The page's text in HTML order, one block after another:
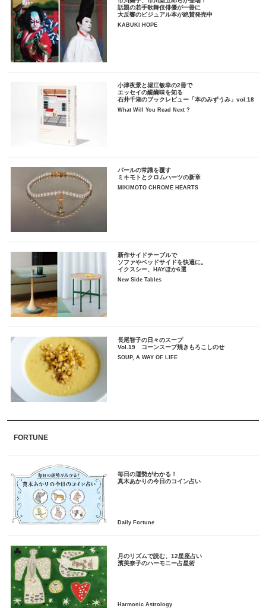
話題の若手歌舞伎俳優が一冊に
大反響のビジュアル本が絶賛発売中
KABUKI HOPE
小津夜景と堀江敏幸の2冊で
エッセイの醍醐味を知る
石井千湖のブックレビュー「本のみずうみ」vol.18
What Will You Read Next ?
パールの常識を覆す
ミキモトとクロムハーツの新章
MIKIMOTO CHROME HEARTS
新作サイドテーブルで
ソファやベッドサイドを快適に。
イクスシー、HAYほか6選
New Side Tables
長尾智子の日々のスープ
Vol.19 コーンスープ焼きもろこしのせ
SOUP, A WAY OF LIFE
FORTUNE
毎日の運勢がわかる！
月のリズムで読む、12星座占い